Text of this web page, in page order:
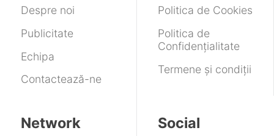
Despre noi
Publicitate
Echipa
Contactează-ne
Politica de Cookies
Politica de
Confidențialitate
Termene și condiții
Network Social